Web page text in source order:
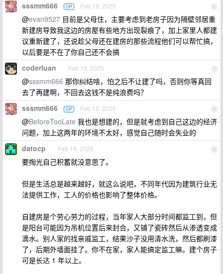
6
sssmm666 OP Feb 19, 2025
@evan9527 目前是父母住，主要考虑到老房子因为隔壁邻居重
新建房导致我这边的房屋有些地方出现裂痕了，加上家里人都建
议重新建了，还说趁父母还在建房的那些流程他们可以帮忙搞，
以后要是不在了你自己还不会搞
7
coderluan Feb 19, 2025
@sssmm666 那你纠结啥，怕之后不让建了吗，否则你等真回
去了再建啊，不回去这钱不是纯浪费吗？
8
sssmm666 OP Feb 19, 2025
@BeforeTooLate 我也是想建的，但是就考虑到自己这边的经济
问题，加上这两年的环境不太好，感觉自己随时会失业的
9
datocp Feb 19, 2025
要掏光自己积蓄就没意思了。
但是生活总是越来越好，就这么说吧，不同年代因为建筑行业无
法提供工作，工人的价格也影响了整体价格。
自建房是个劳心劳力的过程，当年家人大部分时间都监工到，但
是阳台可能因为吊机位置后来封合，又铺了瓷砖然后从渗透变成
滴水。别人家的找亲戚监工，结果沙子没用清水洗，然后都刷漆
了，后期外墙面挂了。你不在家，家人能搞定监工嘛。建个房子
可是长达 1 年以上。